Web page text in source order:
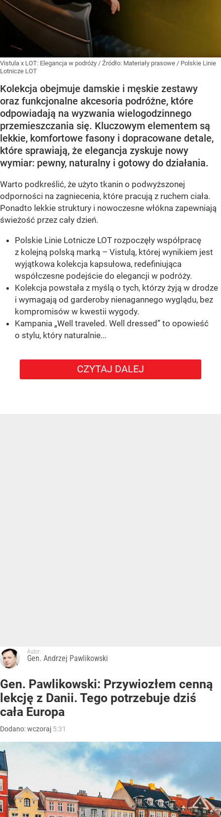
Vistula x LOT: Elegancja w podróży / Źródło: Materiały prasowe / Polskie Linie
Lotnicze LOT
Kolekcja obejmuje damskie i męskie zestawy
oraz funkcjonalne akcesoria podróżne, które
odpowiadają na wyzwania wielogodzinnego
przemieszczania się. Kluczowym elementem są
lekkie, komfortowe fasony i dopracowane detale,
które sprawiają, że elegancja zyskuje nowy
wymiar: pewny, naturalny i gotowy do działania.
Warto podkreślić, że użyto tkanin o podwyższonej
odporności na zagniecenia, które pracują z ruchem ciała.
Ponadto lekkie struktury i nowoczesne włókna zapewniają
świeżość przez cały dzień.
Polskie Linie Lotnicze LOT rozpoczęły współpracę
z kolejną polską marką – Vistulą, której wynikiem jest
wyjątkowa kolekcja kapsułowa, redefiniująca
współczesne podejście do elegancji w podróży.
Kolekcja powstała z myślą o tych, którzy żyją w drodze
i wymagają od garderoby nienagannego wyglądu, bez
kompromisów w kwestii wygody.
Kampania „Well traveled. Well dressed” to opowieść
o stylu, który naturalnie...
CZYTAJ DALEJ
Autor:
Gen. Andrzej Pawlikowski
Gen. Pawlikowski: Przywiozłem cenną
lekcję z Danii. Tego potrzebuje dziś
cała Europa
Dodano:wczoraj 5:31